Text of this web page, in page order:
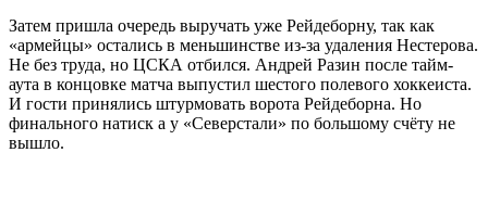
Затем пришла очередь выручать уже Рейдеборну, так как
«армейцы» остались в меньшинстве из-за удаления Нестерова.
Не без труда, но ЦСКА отбился. Андрей Разин после тайм-
аута в концовке матча выпустил шестого полевого хоккеиста.
И гости принялись штурмовать ворота Рейдеборна. Но
финального натиск а у «Северстали» по большому счёту не
вышло.